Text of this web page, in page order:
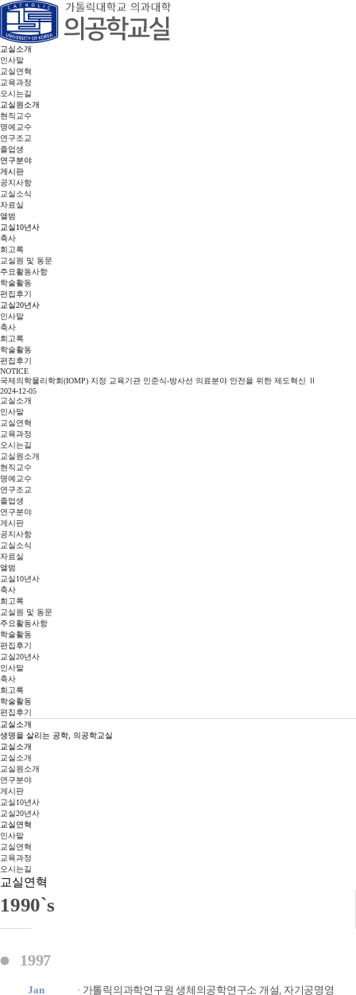
교실소개
인사말
교실연혁
교육과정
오시는길
교실원소개
현직교수
명예교수
연구조교
졸업생
연구분야
게시판
공지사항
교실소식
자료실
앨범
교실10년사
축사
회고록
교실원 및 동문
주요활동사항
학술활동
편집후기
교실20년사
인사말
축사
회고록
학술활동
편집후기
NOTICE
국제의학물리학회(IOMP) 지정 교육기관 인준식-방사선 의료분야 안전을 위한 제도혁신 Ⅱ
2024-12-05
교실소개
인사말
교실연혁
교육과정
오시는길
교실원소개
현직교수
명예교수
연구조교
졸업생
연구분야
게시판
공지사항
교실소식
자료실
앨범
교실10년사
축사
회고록
교실원 및 동문
주요활동사항
학술활동
편집후기
교실20년사
인사말
축사
회고록
학술활동
편집후기
교실소개
생명을 살리는 공학, 의공학교실
교실소개
교실소개
교실원소개
연구분야
게시판
교실10년사
교실20년사
교실연혁
인사말
교실연혁
교육과정
오시는길
교실연혁
1990`s
1997
Jan · 가톨릭의과학연구원 생체의공학연구소 개설, 자기공명영